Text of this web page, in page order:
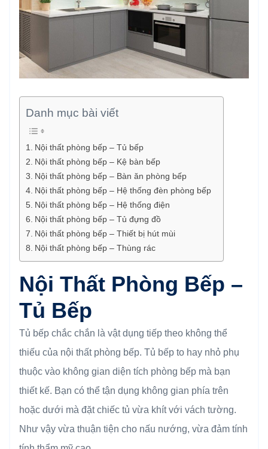
Danh mục bài viết
Nội thất phòng bếp – Tủ bếp
Nội thất phòng bếp – Kệ bàn bếp
Nội thất phòng bếp – Bàn ăn phòng bếp
Nội thất phòng bếp – Hệ thống đèn phòng bếp
Nội thất phòng bếp – Hệ thống điện
Nội thất phòng bếp – Tủ đựng đồ
Nội thất phòng bếp – Thiết bị hút mùi
Nội thất phòng bếp – Thùng rác
Nội Thất Phòng Bếp –
Tủ Bếp
Tủ bếp chắc chắn là vật dụng tiếp theo không thể
thiếu của nội thất phòng bếp. Tủ bếp to hay nhỏ phụ
thuộc vào không gian diện tích phòng bếp mà bạn
thiết kế. Bạn có thể tận dụng không gian phía trên
hoặc dưới mà đặt chiếc tủ vừa khít với vách tường.
Như vậy vừa thuận tiện cho nấu nướng, vừa đảm tính